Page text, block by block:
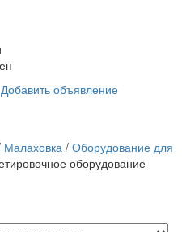
Добавить объявление
Малаховка / Оборудование для
оборудование